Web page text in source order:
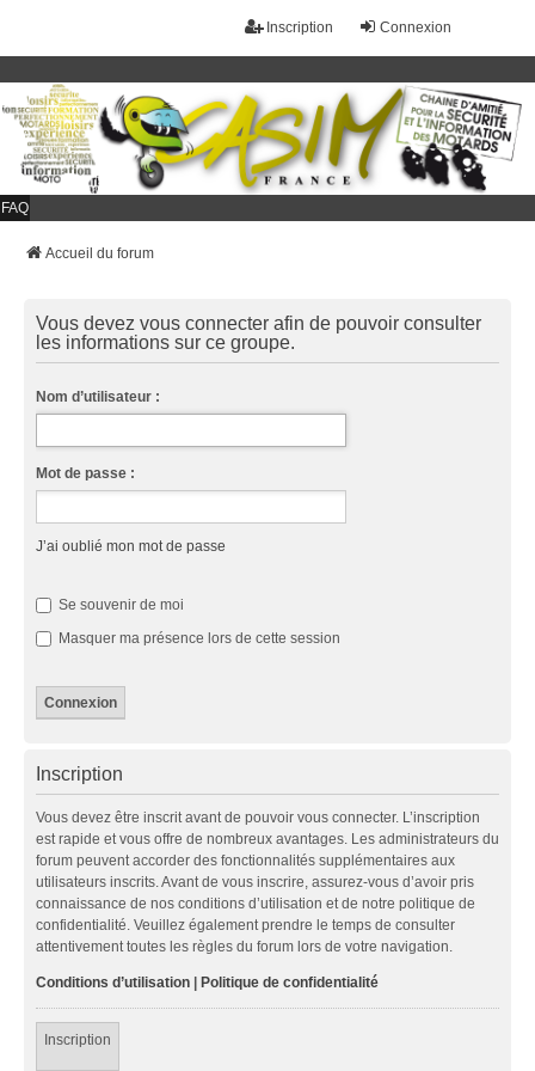
Connexion
Inscription
FAQ
Accueil du forum
Vous devez vous connecter afin de pouvoir consulter
les informations sur ce groupe.
Nom d’utilisateur :
Mot de passe :
J’ai oublié mon mot de passe
Se souvenir de moi
Masquer ma présence lors de cette session
Inscription
Vous devez être inscrit avant de pouvoir vous connecter. L’inscription
est rapide et vous offre de nombreux avantages. Les administrateurs du
forum peuvent accorder des fonctionnalités supplémentaires aux
utilisateurs inscrits. Avant de vous inscrire, assurez-vous d’avoir pris
connaissance de nos conditions d’utilisation et de notre politique de
confidentialité. Veuillez également prendre le temps de consulter
attentivement toutes les règles du forum lors de votre navigation.
Conditions d’utilisation Politique de confidentialité
Inscription